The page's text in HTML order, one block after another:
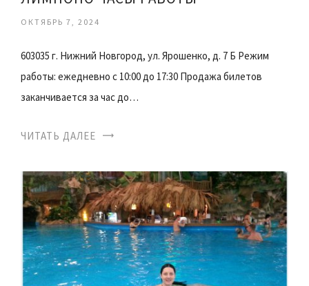
ОКТЯБРЬ 7, 2024
603035 г. Нижний Новгород, ул. Ярошенко, д. 7 Б Режим
работы: ежедневно с 10:00 до 17:30 Продажа билетов
заканчивается за час до…
ЧИТАТЬ ДАЛЕЕ